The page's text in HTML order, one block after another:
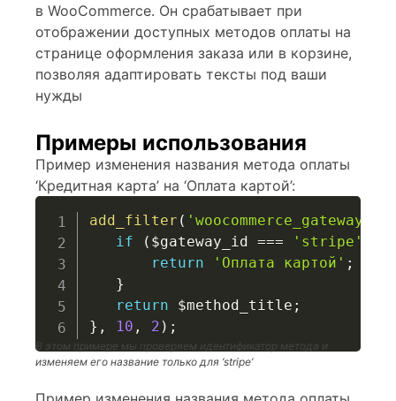
в WooCommerce. Он срабатывает при
отображении доступных методов оплаты на
странице оформления заказа или в корзине,
позволяя адаптировать тексты под ваши
нужды
Примеры использования
Пример изменения названия метода оплаты
‘Кредитная карта’ на ‘Оплата картой’:
add_filter (
if
( $gateway_id === 'stripe'
return
'Оплата картой' ;
}
return
$method_title ;
} , 10 , 2 ) ;
В этом примере мы проверяем идентификатор метода и
изменяем его название только для ‘stripe’